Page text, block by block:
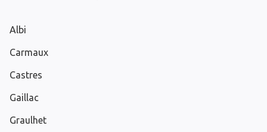
Albi
Carmaux
Castres
Gaillac
Graulhet